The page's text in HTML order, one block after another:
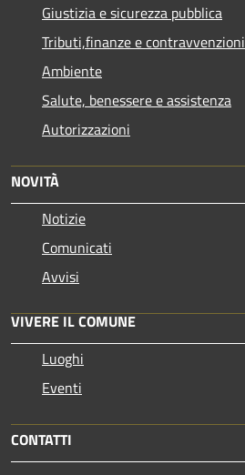
Giustizia e sicurezza pubblica
Tributi,finanze e contravvenzioni
Ambiente
Salute, benessere e assistenza
Autorizzazioni
NOVITÀ
Notizie
Comunicati
Avvisi
VIVERE IL COMUNE
Luoghi
Eventi
CONTATTI